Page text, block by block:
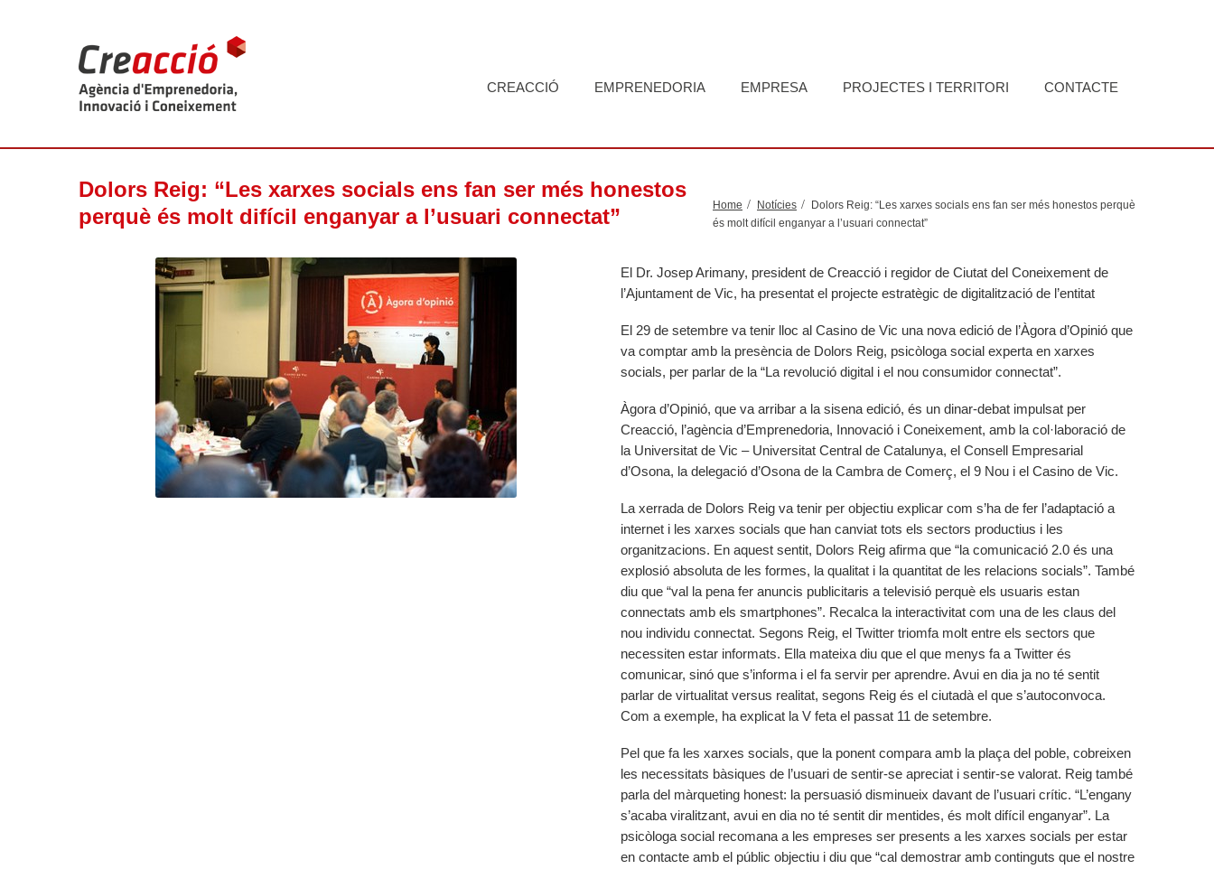
CREACCIÓ EMPRENEDORIA EMPRESA PROJECTES I TERRITORI CONTACTE
Dolors Reig: “Les xarxes socials ens fan ser més honestos
perquè és molt difícil enganyar a l’usuari connectat”
Home Notícies
Dolors Reig: “Les xarxes socials ens fan ser més honestos perquè
és molt difícil enganyar a l’usuari connectat”
El Dr. Josep Arimany, president de Creacció i regidor de Ciutat del Coneixement de
l’Ajuntament de Vic, ha presentat el projecte estratègic de digitalització de l’entitat
El 29 de setembre va tenir lloc al Casino de Vic una nova edició de l’Àgora d’Opinió que
va comptar amb la presència de Dolors Reig, psicòloga social experta en xarxes
socials, per parlar de la “La revolució digital i el nou consumidor connectat”.
Àgora d’Opinió, que va arribar a la sisena edició, és un dinar-debat impulsat per
Creacció, l’agència d’Emprenedoria, Innovació i Coneixement, amb la col·laboració de
la Universitat de Vic – Universitat Central de Catalunya, el Consell Empresarial
d’Osona, la delegació d’Osona de la Cambra de Comerç, el 9 Nou i el Casino de Vic.
La xerrada de Dolors Reig va tenir per objectiu explicar com s’ha de fer l’adaptació a
internet i les xarxes socials que han canviat tots els sectors productius i les
organitzacions. En aquest sentit, Dolors Reig afirma que “la comunicació 2.0 és una
explosió absoluta de les formes, la qualitat i la quantitat de les relacions socials”. També
diu que “val la pena fer anuncis publicitaris a televisió perquè els usuaris estan
connectats amb els smartphones”. Recalca la interactivitat com una de les claus del
nou individu connectat. Segons Reig, el Twitter triomfa molt entre els sectors que
necessiten estar informats. Ella mateixa diu que el que menys fa a Twitter és
comunicar, sinó que s’informa i el fa servir per aprendre. Avui en dia ja no té sentit
parlar de virtualitat versus realitat, segons Reig és el ciutadà el que s’autoconvoca.
Com a exemple, ha explicat la V feta el passat 11 de setembre.
Pel que fa les xarxes socials, que la ponent compara amb la plaça del poble, cobreixen
les necessitats bàsiques de l’usuari de sentir-se apreciat i sentir-se valorat. Reig també
parla del màrqueting honest: la persuasió disminueix davant de l’usuari crític. “L’engany
s’acaba viralitzant, avui en dia no té sentit dir mentides, és molt difícil enganyar”. La
psicòloga social recomana a les empreses ser presents a les xarxes socials per estar
en contacte amb el públic objectiu i diu que “cal demostrar amb continguts que el nostre